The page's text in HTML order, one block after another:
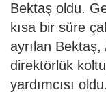
Bektaş oldu.
kısa bir süre
ayrılan Bektaş,
direktörlük
yardımcısı oldu.